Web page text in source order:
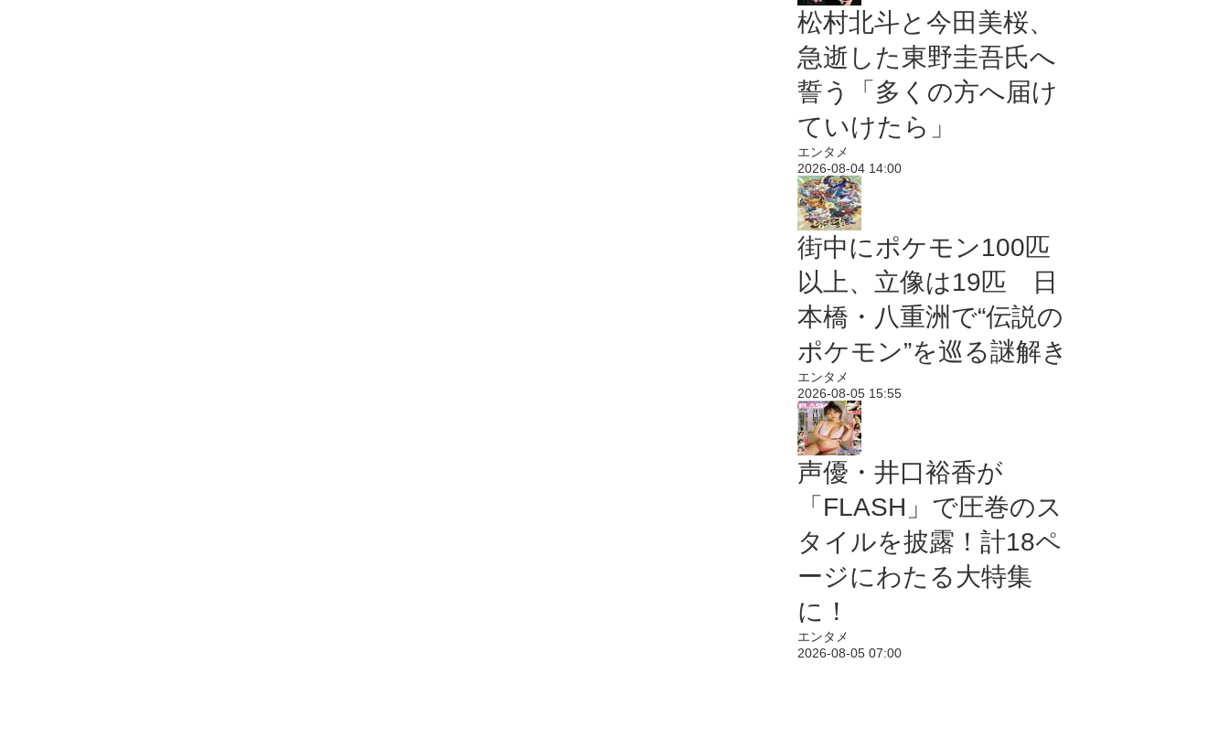
松村北斗と今田美桜、
急逝した東野圭吾氏へ
誓う「多くの方へ届け
ていけたら」
エンタメ
2026-08-04 14:00
街中にポケモン100匹
以上、立像は19匹 日
本橋・八重洲で“伝説の
ポケモン”を巡る謎解き
エンタメ
2026-08-05 15:55
声優・井口裕香が
「FLASH」で圧巻のス
タイルを披露！計18ペ
ージにわたる大特集
に！
エンタメ
2026-08-05 07:00